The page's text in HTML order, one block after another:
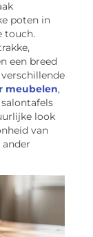
poten in
touch.
een breed
meubelen,
look
van